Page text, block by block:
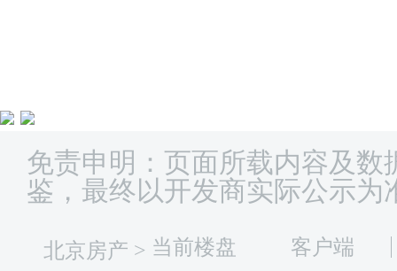
免责申明：页面所载内容及数
鉴，最终以开发商实际公示为
北京房产 > 当前楼盘 客户端